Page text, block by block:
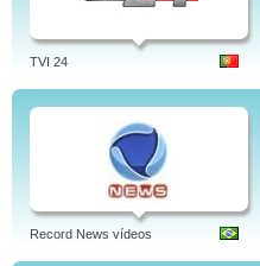
TVI 24
Record News vídeos